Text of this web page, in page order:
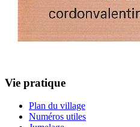
Vie pratique
Plan du village
Numéros utiles